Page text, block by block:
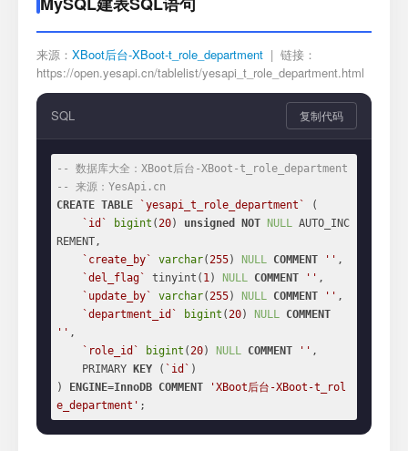
来源： XBoot后台-XBoot-t_role_department | 链接：
https://open.yesapi.cn/tablelist/yesapi_t_role_department.html
SQL 复制代码
-- 数据库大全：XBoot后台-XBoot-t_role_department
-- 来源：YesApi.cn
CREATE TABLE `yesapi_t_role_department`
(
`id`
bigint (20) unsigned NOT NULL AUTO_INC
REMENT,
`create_by`
varchar(255) NULL COMMENT '' ,
`del_flag`
tinyint( 1) NULL COMMENT '' ,
`update_by`
varchar(255) NULL COMMENT '' ,
`department_id`
bigint (20) NULL COMMENT
'' ,
`role_id`
bigint (20) NULL COMMENT '' ,
    PRIMARY
KEY ( `id` )
)
ENGINE=InnoDB COMMENT
'XBoot后台-XBoot-t_rol
e_department' ;